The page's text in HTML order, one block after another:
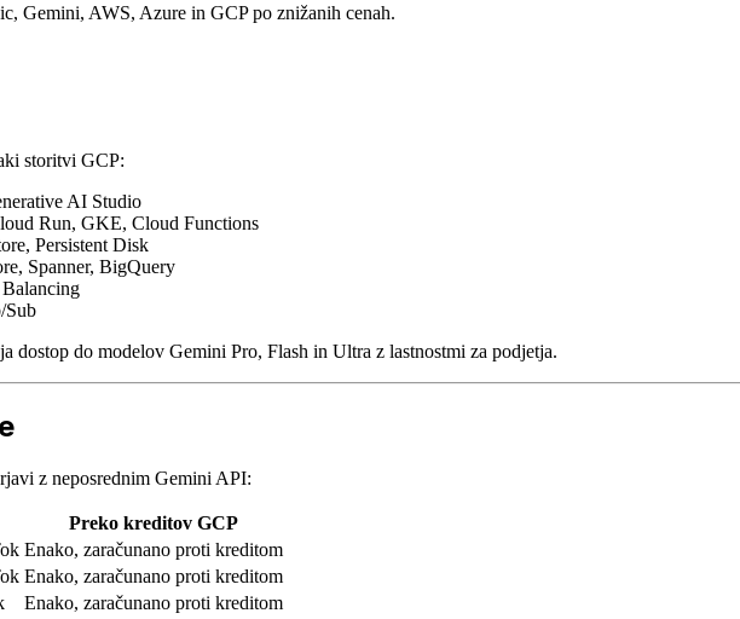
Gemini, AWS, Azure in GCP po znižanih cenah.
storitvi GCP:
AI Studio
Run, GKE, Cloud Functions
Persistent Disk
Spanner, BigQuery
Sub
dostop do modelov Gemini Pro, Flash in Ultra z lastnostmi za podjetja.
z neposrednim Gemini API:
Preko kreditov GCP
Enako, zaračunano proti kreditom
Enako, zaračunano proti kreditom
Enako, zaračunano proti kreditom